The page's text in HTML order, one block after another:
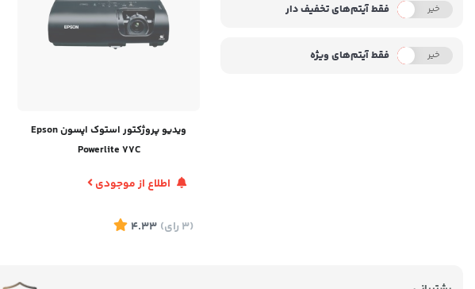
بله خیر فقط آیتم‌های تخفیف دار
بله خیر فقط آیتم‌های ویژه
ویدیو پروژکتور استوک اپسون Epson
Powerlite 77C
اطلاع از موجودی
(3 رای)
4.33